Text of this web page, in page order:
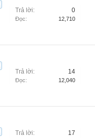
Trả lời: 0
Đọc: 12,710
Trả lời: 14
Đọc: 12,040
Trả lời: 17